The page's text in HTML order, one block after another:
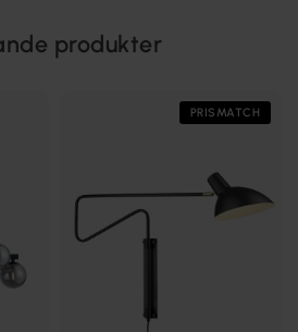
produkter
PRISMATCH